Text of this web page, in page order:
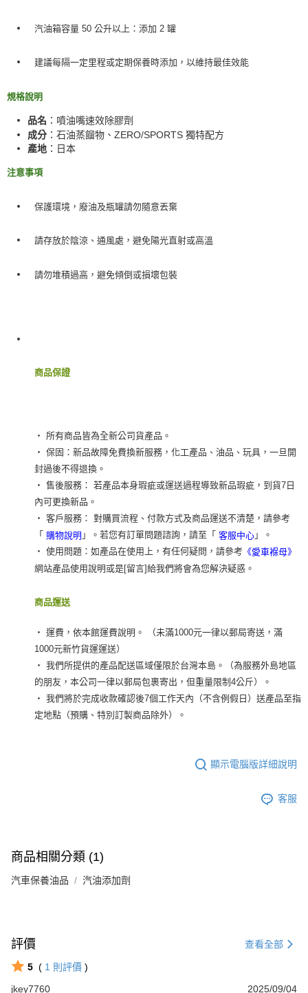
汽油箱容量 50 公升以上：添加 2 罐
建議每隔一定里程或定期保養時添加，以維持最佳效能
規格說明
品名 ：噴油嘴速效除膠劑
成分 ：石油蒸餾物、ZERO/SPORTS 獨特配方
產地 ：日本
注意事項
保護環境，廢油及瓶罐請勿隨意丟棄
請存放於陰涼、通風處，避免陽光直射或高溫
請勿堆積過高，避免傾倒或損壞包裝
商品保證
‧ 所有商品皆為全新公司貨產品。
‧ 保固：新品故障免費換新服務，化工產品、油品、玩具，一旦開
封過後不得退換。
‧ 售後服務： 若產品本身瑕疵或運送過程導致新品瑕疵，到貨7日
內可更換新品。
‧ 客戶服務： 對購買流程、付款方式及商品運送不清楚，請參考
「 購物說明 」。若您有訂單問題諮詢，請至「 客服中心 」。
‧ 使用問題：如產品在使用上，有任何疑問，請參考 《愛車褓母》
網站產品使用說明或是[留言]給我們將會為您解決疑惑。
商品運送
‧ 運費，依本館運費說明。 （未滿1000元一律以郵局寄送，滿
1000元新竹貨運運送）
‧ 我們所提供的產品配送區域僅限於台灣本島。（為服務外島地區
的朋友，本公司一律以郵局包裹寄出，但重量限制4公斤）。
‧ 我們將於完成收款確認後7個工作天內（不含例假日）送產品至指
定地點（預購、特別訂製商品除外）。
顯示電腦版詳細說明
客服
商品相關分類 (1)
汽車保養油品 汽油添加劑
評價 查看全部
5 ( 1 則評價 )
jkey7760
2025/09/04